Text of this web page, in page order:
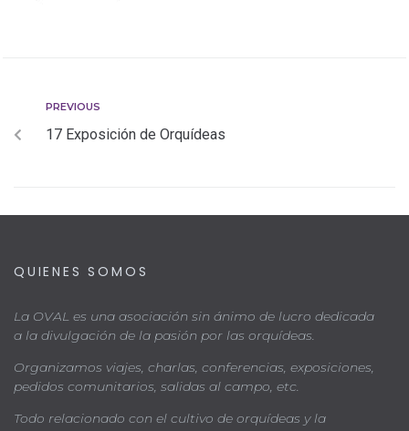
PREVIOUS
17 Exposición de Orquídeas
QUIENES SOMOS
La OVAL es una asociación sin ánimo de lucro dedicada
a la divulgación de la pasión por las orquídeas.
Organizamos viajes, charlas, conferencias, exposiciones,
pedidos comunitarios, salidas al campo, etc.
Todo relacionado con el cultivo de orquídeas y la